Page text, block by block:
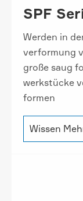
SPF
Werden in
verformung
große saug
werkstücke
formen
Wissen